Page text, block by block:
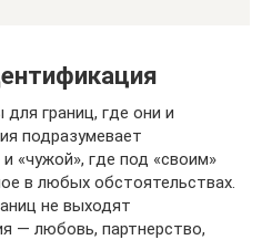
границ, где они и
подразумевает
«чужой», где под «своим»
в любых обстоятельствах.
не выходят
— любовь, партнерство,